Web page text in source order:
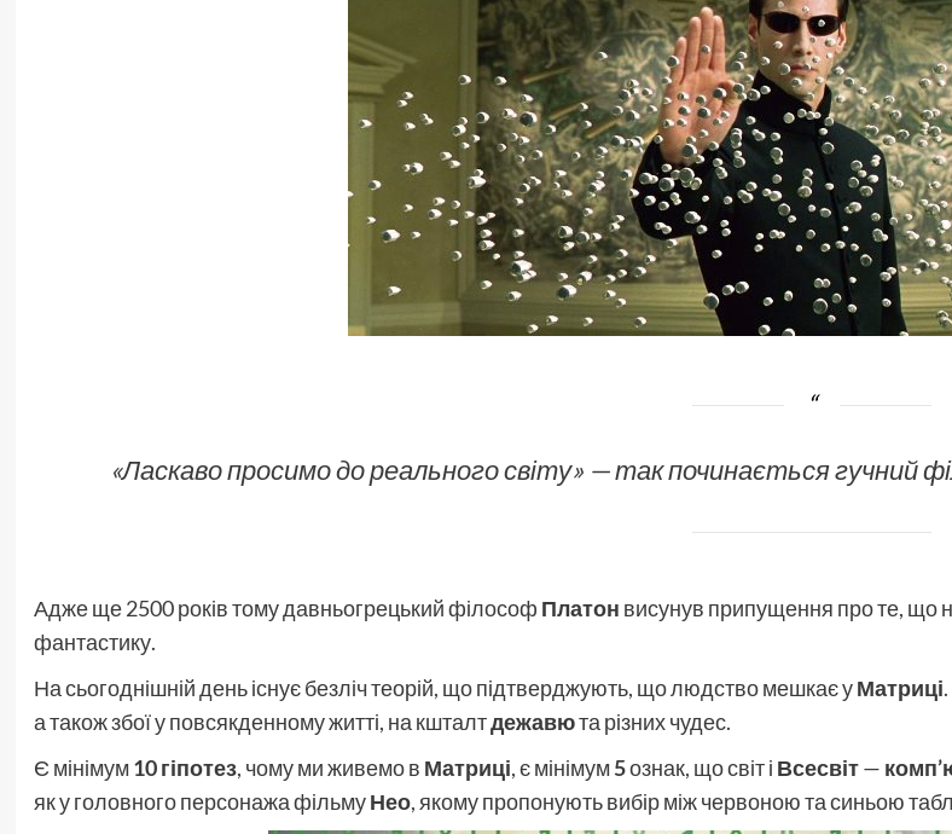
«Ласкаво просимо до реального світу» — так починається гучний
Адже ще 2500 років тому давньогрецький філософ Платон висунув припущення про те, що
фантастику.
На сьогоднішній день існує безліч теорій, що підтверджують, що людство мешкає уМатриці
а також збої у повсякденному житті, на кшталтдежавюта різних чудес.
Є мінімум10 гіпотез, чому ми живемо в Матриці, є мінімум5ознак, що світ і Всесвіт—
як у головного персонажа фільмуНео, якому пропонують вибір між червоною та синьою